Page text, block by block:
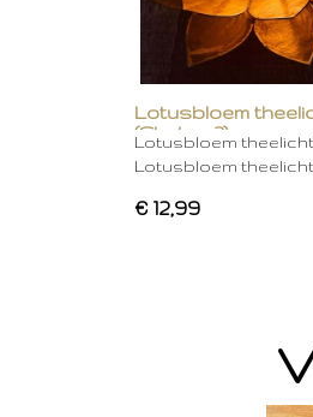
Lotusbloem
(Chakra 3)
Lotusbloem
Lotusbloem
€ 12,99